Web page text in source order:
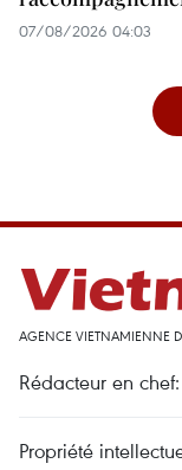
07/08/2026 04:03
AGENCE VIETNAMIENNE
Rédacteur en
Propriété